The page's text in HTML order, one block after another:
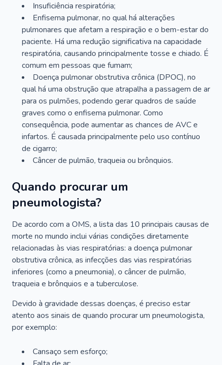
Insuficiência respiratória;
Enfisema pulmonar, no qual há alterações
pulmonares que afetam a respiração e o bem-estar do
paciente. Há uma redução significativa na capacidade
respiratória, causando principalmente tosse e chiado. É
comum em pessoas que fumam;
Doença pulmonar obstrutiva crônica (DPOC), no
qual há uma obstrução que atrapalha a passagem de ar
para os pulmões, podendo gerar quadros de saúde
graves como o enfisema pulmonar. Como
consequência, pode aumentar as chances de AVC e
infartos. É causada principalmente pelo uso contínuo
de cigarro;
Câncer de pulmão, traqueia ou brônquios.
Quando procurar um
pneumologista?
De acordo com a OMS, a lista das 10 principais causas de
morte no mundo inclui várias condições diretamente
relacionadas às vias respiratórias: a doença pulmonar
obstrutiva crônica, as infecções das vias respiratórias
inferiores (como a pneumonia), o câncer de pulmão,
traqueia e brônquios e a tuberculose.
Devido à gravidade dessas doenças, é preciso estar
atento aos sinais de quando procurar um pneumologista,
por exemplo:
Cansaço sem esforço;